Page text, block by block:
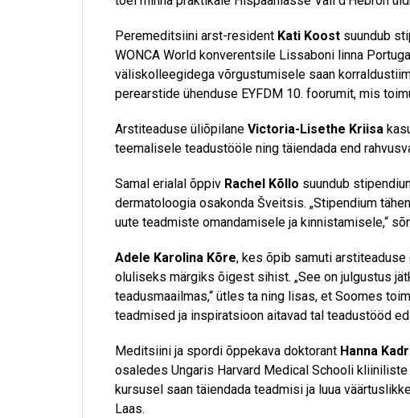
Peremeditsiini arst-resident Kati Koost suundub
WONCA World konverentsile Lissaboni linna
väliskolleegidega võrgustumisele saan
perearstide ühenduse EYFDM 10. foorumit, mis
Arstiteaduse üliõpilane Victoria-Lisethe Kriisa
teemalisele teadustööle ning täiendada end
Samal erialal õppiv Rachel Kõllo suundub
dermatoloogia osakonda Šveitsis. „Stipendium
uute teadmiste omandamisele ja kinnistamisele,“
Adele Karolina Kõre, kes õpib samuti
oluliseks märgiks õigest sihist. „See on julgustus
teadusmaailmas,“ ütles ta ning lisas, et Soomes
teadmised ja inspiratsioon aitavad tal teadustööd
Meditsiini ja spordi õppekava doktorant Hanna
osaledes Ungaris Harvard Medical Schooli
kursusel saan täiendada teadmisi ja luua
Laas.